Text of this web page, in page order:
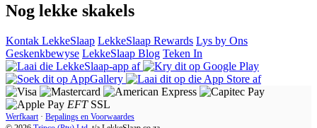
Nog lekke skakels
Kontak LekkeSlaap LekkeSlaap Rewards Lys by Ons
Geskenkbewyse LekkeSlaap Blog Teken In
EFT SSL
Werfkaart · Bepalings en Voorwaardes